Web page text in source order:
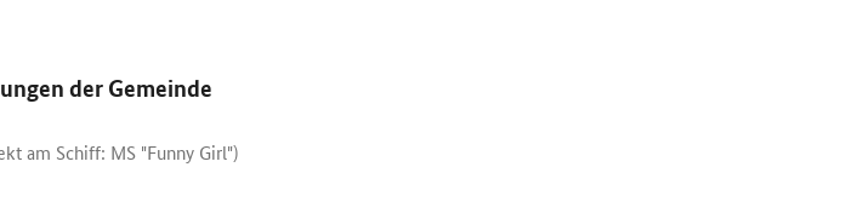
der Gemeinde
am Schiff: MS "Funny Girl")